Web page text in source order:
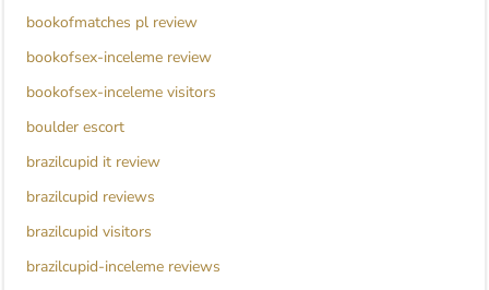
bookofmatches pl review
bookofsex-inceleme review
bookofsex-inceleme visitors
boulder escort
brazilcupid it review
brazilcupid reviews
brazilcupid visitors
brazilcupid-inceleme reviews